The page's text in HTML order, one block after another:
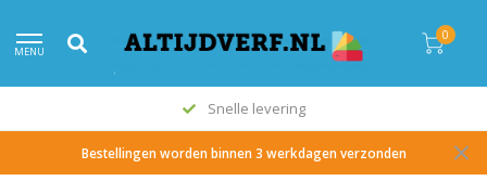
MENU
0
Alle topmerken
Bestellingen worden binnen 3 werkdagen verzonden